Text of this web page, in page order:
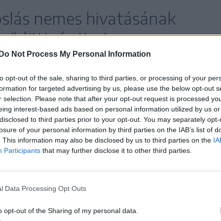
Do Not Process My Personal Information
opt-out of the sale, sharing to third parties, or processing of your
for targeted advertising by us, please use the below opt-out
selection. Please note that after your opt-out request is processed
interest-based ads based on personal information utilized by us
to third parties prior to your opt-out. You may separately
of your personal information by third parties on the IAB’s list of
This information may also be disclosed by us to third parties on the
Participants that may further disclose it to other third parties.
Data Processing Opt Outs
opt-out of the Sharing of my personal data.
nemes hivatásának
és tiszta
a maga harcát az
túlélése és megtartása
orvosi példamutatásán és tanári
és követendő emberi tartásáért is
mellett nehéz időkben is gerincesen